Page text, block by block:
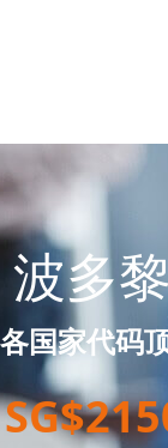
波多
国家代码